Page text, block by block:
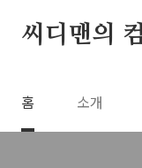
씨디맨의
홈 소개